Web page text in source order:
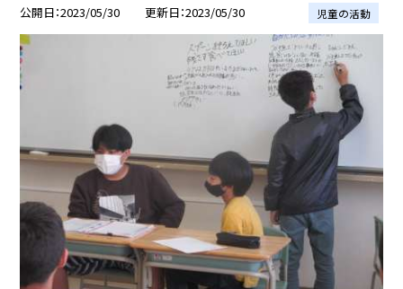
公開日 2023/05/30 更新日 2023/05/30 児童の活動